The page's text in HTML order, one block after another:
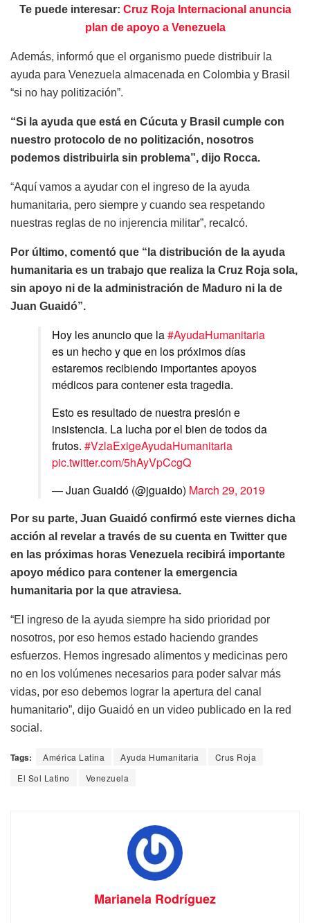
Te puede interesar: Cruz Roja Internacional anuncia
plan de apoyo a Venezuela
Además, informó que el organismo puede distribuir la
ayuda para Venezuela almacenada en Colombia y Brasil
“si no hay politización”.
“Si la ayuda que está en Cúcuta y Brasil cumple con
nuestro protocolo de no politización, nosotros
podemos distribuirla sin problema”, dijo Rocca.
“Aquí vamos a ayudar con el ingreso de la ayuda
humanitaria, pero siempre y cuando sea respetando
nuestras reglas de no injerencia militar”, recalcó.
Por último, comentó que “la distribución de la ayuda
humanitaria es un trabajo que realiza la Cruz Roja sola,
sin apoyo ni de la administración de Maduro ni la de
Juan Guaidó”.
Hoy les anuncio que la#AyudaHumanitaria
es un hecho y que en los próximos días
estaremos recibiendo importantes apoyos
médicos para contener esta tragedia.
Esto es resultado de nuestra presión e
insistencia. La lucha por el bien de todos da
frutos. #VzlaExigeAyudaHumanitaria
pic.twitter.com/5hAyVpCcgQ
— Juan Guaidó (@jguaido) March 29, 2019
Por su parte, Juan Guaidó confirmó este viernes dicha
acción al revelar a través de su cuenta en Twitter que
en las próximas horas Venezuela recibirá importante
apoyo médico para contener la emergencia
humanitaria por la que atraviesa.
“El ingreso de la ayuda siempre ha sido prioridad por
nosotros, por eso hemos estado haciendo grandes
esfuerzos. Hemos ingresado alimentos y medicinas pero
no en los volúmenes necesarios para poder salvar más
vidas, por eso debemos lograr la apertura del canal
humanitario”, dijo Guaidó en un video publicado en la red
social.
Tags: América Latina Ayuda Humanitaria
Crus Roja
El Sol Latino
Venezuela
Marianela Rodríguez